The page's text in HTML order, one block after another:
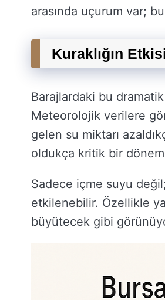
arasında uçurum var;
Kuraklığın
Barajlardaki bu
Meteorolojik verilere
gelen su miktarı
oldukça kritik bir
Sadece içme suyu
etkilenebilir. Özellikle
büyütecek gibi